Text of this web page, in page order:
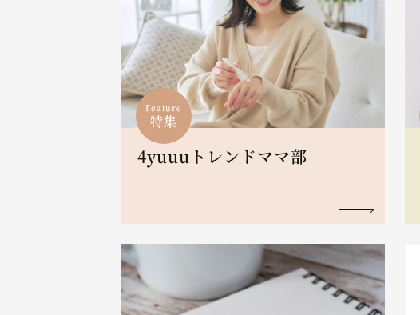
Feature
特集
4yuuuトレンドママ部